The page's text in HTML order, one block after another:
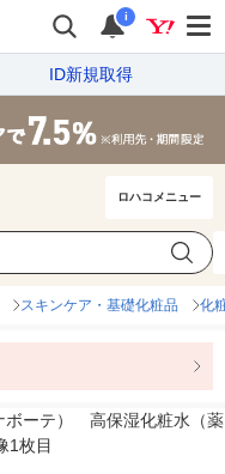
i
ID新規取得
ロハコメニュー
スキンケア・基礎化粧品 化